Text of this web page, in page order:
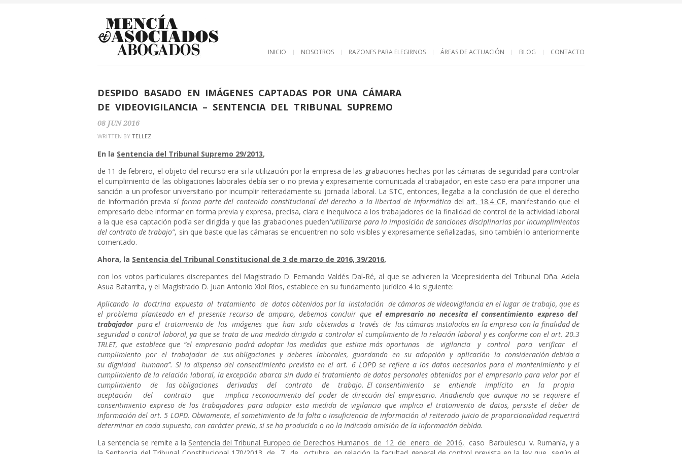
INICIO NOSOTROS RAZONES PARA ELEGIRNOS ÁREAS DE ACTUACIÓN BLOG CONTACTO
DESPIDO BASADO EN IMÁGENES CAPTADAS POR UNA CÁMARA
DE VIDEOVIGILANCIA – SENTENCIA DEL TRIBUNAL SUPREMO
08 JUN 2016
WRITTEN BY TELLEZ
En la Sentencia del Tribunal Supremo 29/2013,
de 11 de febrero, el objeto del recurso era si la utilización por la empresa de las grabaciones hechas por las cámaras de seguridad para controlar
el cumplimiento de las obligaciones laborales debía ser o no previa y expresamente comunicada al trabajador, en este caso era para imponer una
sanción a un profesor universitario por incumplir reiteradamente su jornada laboral. La STC, entonces, llegaba a la conclusión de que el derecho
de información previasí forma parte del contenido constitucional del derecho a la libertad de informáticadel art. 18.4 CE, manifestando que el
empresario debe informar en forma previa y expresa, precisa, clara e inequívoca a los trabajadores de la finalidad de control de la actividad laboral
a la que esa captación podía ser dirigida y que las grabaciones pueden“utilizarse para la imposición de sanciones disciplinarias por incumplimientos
del contrato de trabajo”, sin que baste que las cámaras se encuentren no solo visibles y expresamente señalizadas, sino también lo anteriormente
comentado.
Ahora, la Sentencia del Tribunal Constitucional de 3 de marzo de 2016, 39/2016,
con los votos particulares discrepantes del Magistrado D. Fernando Valdés Dal-Ré, al que se adhieren la Vicepresidenta del Tribunal Dña. Adela
Asua Batarrita, y el Magistrado D. Juan Antonio Xiol Ríos, establece en su fundamento jurídico 4 lo siguiente:
Aplicando la doctrina expuesta al tratamiento de datos obtenidos por la instalación de cámaras de videovigilancia en el lugar de trabajo, que es
el problema planteado en el presente recurso de amparo, debemos concluir que el empresario no necesita el consentimiento expreso del
trabajadorpara el tratamiento de las imágenes que han sido obtenidas a través de las cámaras instaladas en la empresa con la finalidad de
seguridad o control laboral, ya que se trata de una medida dirigida a controlar el cumplimiento de la relación laboral y es conforme con el art. 20.3
TRLET, que establece que “el empresario podrá adoptar las medidas que estime más oportunas de vigilancia y control para verificar el
cumplimiento por el trabajador de sus obligaciones y deberes laborales, guardando en su adopción y aplicación la consideración debida a
su dignidad humana”. Si la dispensa del consentimiento prevista en el art. 6 LOPD se refiere a los datos necesarios para el mantenimiento y el
cumplimiento de la relación laboral, la excepción abarca sin duda el tratamiento de datos personales obtenidos por el empresario para velar por el
cumplimiento de las obligaciones derivadas del contrato de trabajo. El consentimiento se entiende implícito en la propia
aceptación del contrato que implica reconocimiento del poder de dirección del empresario. Añadiendo que aunque no se requiere el
consentimiento expreso de los trabajadores para adoptar esta medida de vigilancia que implica el tratamiento de datos, persiste el deber de
información del art. 5 LOPD. Obviamente, el sometimiento de la falta o insuficiencia de información al reiterado juicio de proporcionalidad requerirá
determinar en cada supuesto, con carácter previo, si se ha producido o no la indicada omisión de la información debida.
La sentencia se remite a la Sentencia del Tribunal Europeo de Derechos Humanos de 12 de enero de 2016, caso Barbulescu v. Rumanía, y a